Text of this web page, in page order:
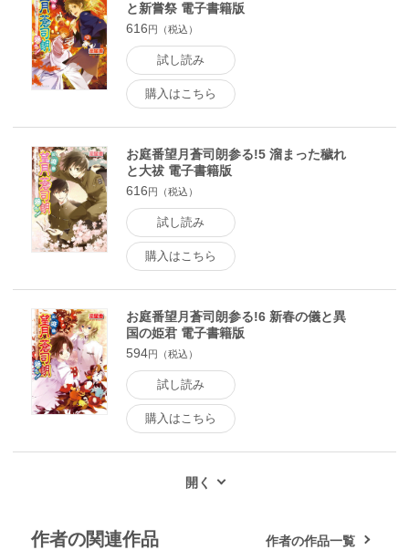
と新嘗祭 電子書籍版
616円（税込）
試し読み
購入はこちら
お庭番望月蒼司朗参る!5 溜まった穢れ
と大祓 電子書籍版
616円（税込）
試し読み
購入はこちら
お庭番望月蒼司朗参る!6 新春の儀と異
国の姫君 電子書籍版
594円（税込）
試し読み
購入はこちら
作者の関連作品 作者の作品一覧